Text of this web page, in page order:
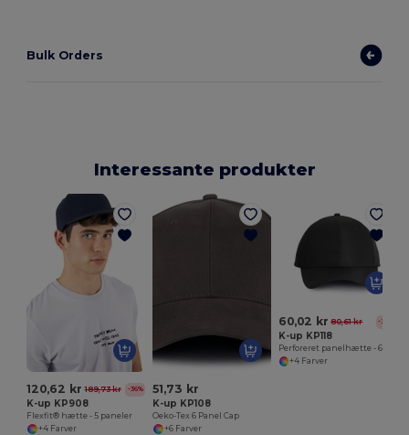
Bulk Orders
Interessante produkter
120,62 kr 189,73 kr -36%
K-up KP908
Flexfit® hætte - 5 paneler
+4 Farver
51,73 kr
K-up KP108
Oeko-Tex 6 Panel Cap
+6 Farver
60,02 kr 80,61 kr -26%
K-up KP118
+4 Farver